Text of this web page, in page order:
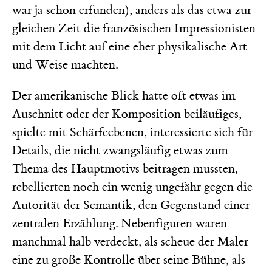
war ja schon erfunden), anders als das etwa zur
gleichen Zeit die französischen Impressionisten
mit dem Licht auf eine eher physikalische Art
und Weise machten.
Der amerikanische Blick hatte oft etwas im
Auschnitt oder der Komposition beiläufiges,
spielte mit Schärfeebenen, interessierte sich für
Details, die nicht zwangsläufig etwas zum
Thema des Hauptmotivs beitragen mussten,
rebellierten noch ein wenig ungefähr gegen die
Autorität der Semantik, den Gegenstand einer
zentralen Erzählung. Nebenfiguren waren
manchmal halb verdeckt, als scheue der Maler
eine zu große Kontrolle über seine Bühne, als